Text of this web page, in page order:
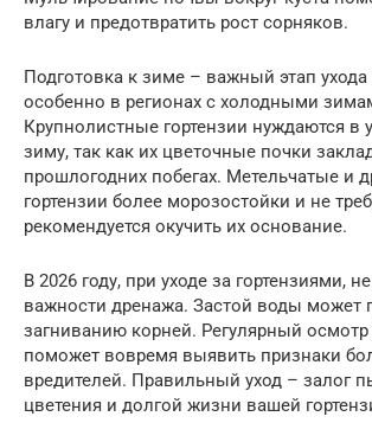
влагу и предотвратить рост сорняков.
Подготовка к зиме – важный этап ухода
особенно в регионах с холодными
Крупнолистные гортензии нуждаются в
зиму, так как их цветочные почки
прошлогодних побегах. Метельчатые и
гортензии более морозостойки и не
рекомендуется окучить их основание.
В 2026 году, при уходе за гортензиями,
важности дренажа. Застой воды может
загниванию корней. Регулярный осмотр
поможет вовремя выявить признаки
вредителей. Правильный уход – залог
цветения и долгой жизни вашей